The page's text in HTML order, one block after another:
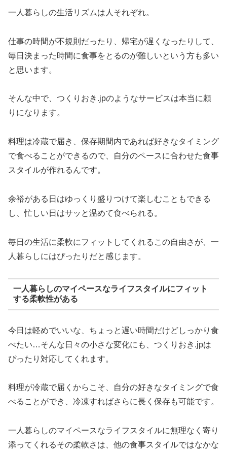
一人暮らしの生活リズムは人それぞれ。
仕事の時間が不規則だったり、帰宅が遅くなったりして、
毎日決まった時間に食事をとるのが難しいという方も多い
と思います。
そんな中で、つくりおき.jpのようなサービスは本当に頼
りになります。
料理は冷蔵で届き、保存期間内であれば好きなタイミング
で食べることができるので、自分のペースに合わせた食事
スタイルが作れるんです。
余裕がある日はゆっくり盛りつけて楽しむこともできる
し、忙しい日はサッと温めて食べられる。
毎日の生活に柔軟にフィットしてくれるこの自由さが、一
人暮らしにはぴったりだと感じます。
一人暮らしのマイペースなライフスタイルにフィット
する柔軟性がある
今日は軽めでいいな、ちょっと遅い時間だけどしっかり食
べたい…そんな日々の小さな変化にも、つくりおき.jpは
ぴったり対応してくれます。
料理が冷蔵で届くからこそ、自分の好きなタイミングで食
べることができ、冷凍すればさらに長く保存も可能です。
一人暮らしのマイペースなライフスタイルに無理なく寄り
添ってくれるその柔軟さは、他の食事スタイルではなかな